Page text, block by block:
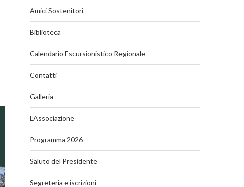
Amici Sostenitori
Biblioteca
Calendario Escursionistico Regionale
Contatti
Galleria
L’Associazione
Programma 2026
Saluto del Presidente
Segreteria e iscrizioni